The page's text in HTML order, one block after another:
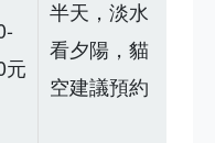
元
半天，淡水
看夕陽，貓
空建議預約